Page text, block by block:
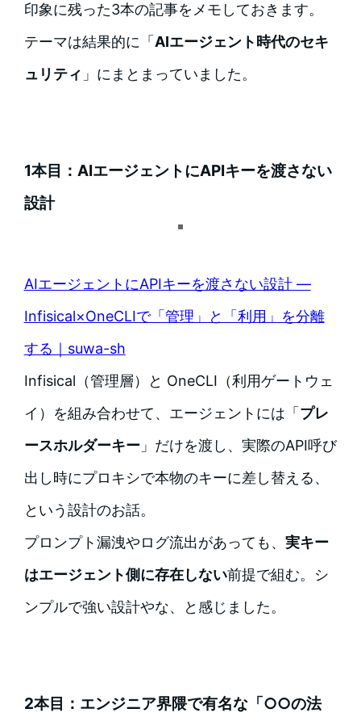
印象に残った3本の記事をメモしておきます。
テーマは結果的に「 AIエージェント時代のセキ
ュリティ 」にまとまっていました。
1本目：AIエージェントにAPIキーを渡さない
設計
AIエージェントにAPIキーを渡さない設計 —
Infisical×OneCLIで「管理」と「利用」を分離
する｜suwa-sh
Infisical（管理層）と OneCLI（利用ゲートウェ
イ）を組み合わせて、エージェントには「 プレ
ースホルダーキー」だけを渡し、実際のAPI呼び
出し時にプロキシで本物のキーに差し替える、
という設計のお話。
プロンプト漏洩やログ流出があっても、 実キー
はエージェント側に存在しない前提で組む。シ
ンプルで強い設計やな、と感じました。
2本目：エンジニア界隈で有名な「○○の法